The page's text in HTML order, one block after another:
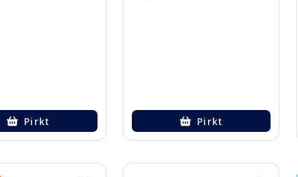
Pirkt Pirkt